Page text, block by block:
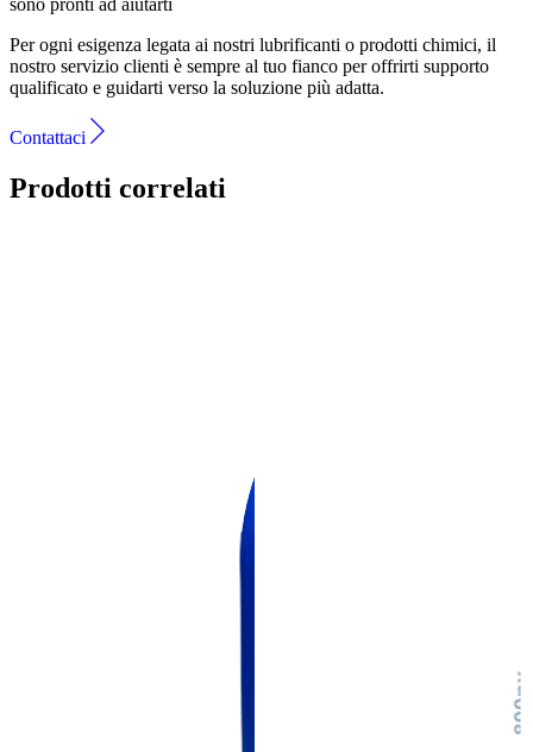
Per ogni esigenza legata ai nostri lubrificanti o prodotti chimici, il
nostro servizio clienti è sempre al tuo fianco per offrirti supporto
qualificato e guidarti verso la soluzione più adatta.
Contattaci
Prodotti correlati